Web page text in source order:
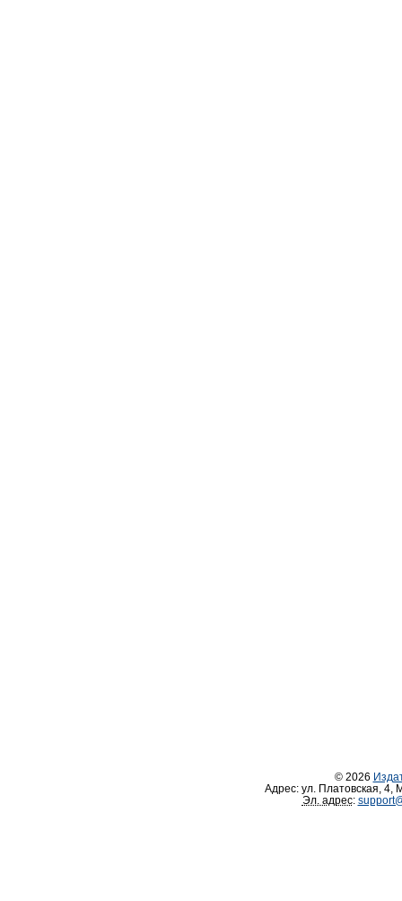
© 2026
Адрес: ул. Платовская, 4
Эл. адрес: